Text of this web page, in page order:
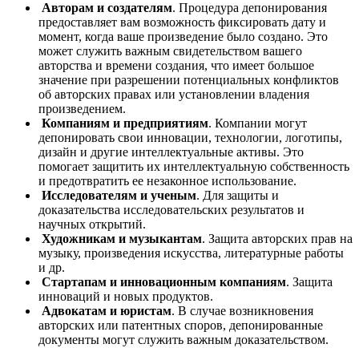
Авторам и создателям. Процедура депонирования
предоставляет вам возможность фиксировать дату и
момент, когда ваше произведение было создано. Это
может служить важным свидетельством вашего
авторства и времени создания, что имеет большое
значение при разрешении потенциальных конфликтов
об авторских правах или установлении владения
произведением.
Компаниям и предприятиям. Компании могут
депонировать свои инновации, технологии, логотипы,
дизайн и другие интеллектуальные активы. Это
помогает защитить их интеллектуальную собственность
и предотвратить ее незаконное использование.
Исследователям и ученым. Для защиты и
доказательства исследовательских результатов и
научных открытий.
Художникам и музыкантам. Защита авторских прав на
музыку, произведения искусства, литературные работы
и др.
Стартапам и инновационным компаниям. Защита
инноваций и новых продуктов.
Адвокатам и юристам. В случае возникновения
авторских или патентных споров, депонированные
документы могут служить важным доказательством.